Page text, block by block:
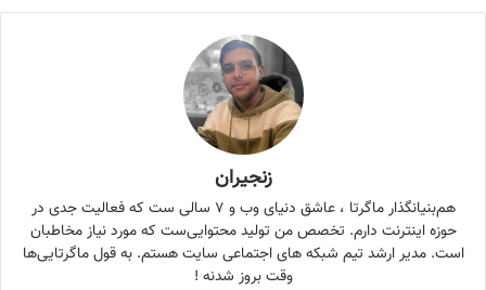
زنجیران
هم‌بنیانگذار ماگرتا ، عاشق دنیای وب و ۷ سالی ست که فعالیت جدی در
حوزه اینترنت دارم. تخصص من تولید محتوایی‌ست که مورد نیاز مخاطبان
است. مدیر ارشد تیم شبکه های اجتماعی سایت هستم. به قول ماگرتایی‌ها
وقت بروز شدنه !